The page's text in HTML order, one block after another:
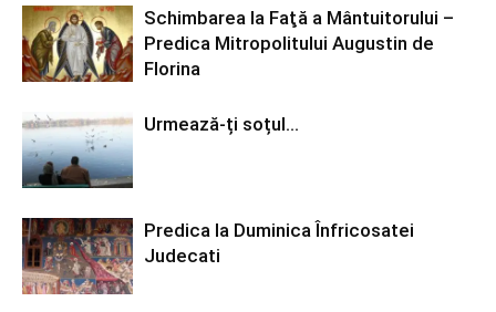
Schimbarea la Faţă a Mântuitorului –
Predica Mitropolitului Augustin de
Florina
Urmează-ți soțul…
Predica la Duminica Înfricosatei
Judecati